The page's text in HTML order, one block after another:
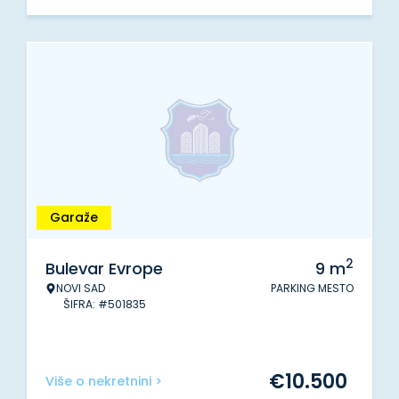
Garaže
Bulevar Evrope
NOVI SAD
ŠIFRA: #501835
9 m2
PARKING MESTO
Više o nekretnini > €10.500